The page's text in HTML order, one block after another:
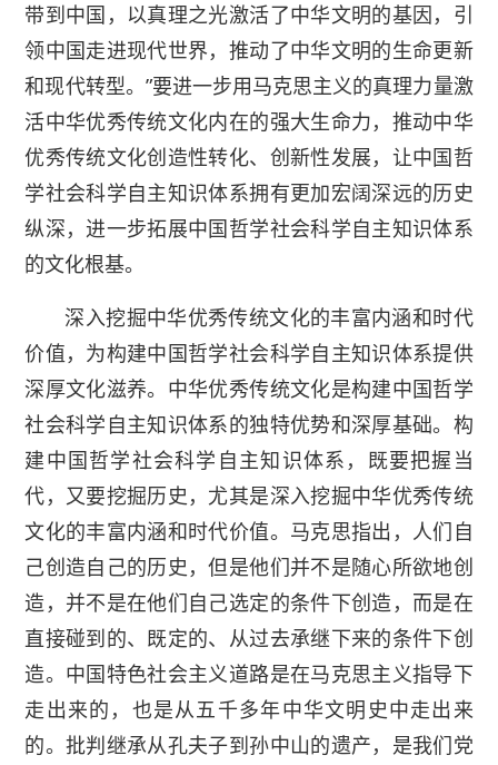
带到中国，以真理之光激活了中华文明的基因，引
领中国走进现代世界，推动了中华文明的生命更新
和现代转型。”要进一步用马克思主义的真理力量激
活中华优秀传统文化内在的强大生命力，推动中华
优秀传统文化创造性转化、创新性发展，让中国哲
学社会科学自主知识体系拥有更加宏阔深远的历史
纵深，进一步拓展中国哲学社会科学自主知识体系
的文化根基。
深入挖掘中华优秀传统文化的丰富内涵和时代
价值，为构建中国哲学社会科学自主知识体系提供
深厚文化滋养。中华优秀传统文化是构建中国哲学
社会科学自主知识体系的独特优势和深厚基础。构
建中国哲学社会科学自主知识体系，既要把握当
代，又要挖掘历史，尤其是深入挖掘中华优秀传统
文化的丰富内涵和时代价值。马克思指出，人们自
己创造自己的历史，但是他们并不是随心所欲地创
造，并不是在他们自己选定的条件下创造，而是在
直接碰到的、既定的、从过去承继下来的条件下创
造。中国特色社会主义道路是在马克思主义指导下
走出来的，也是从五千多年中华文明史中走出来
的。批判继承从孔夫子到孙中山的遗产，是我们党